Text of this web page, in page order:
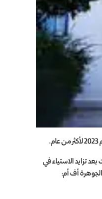
تزايد الاستياء في
أف أم: